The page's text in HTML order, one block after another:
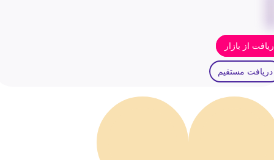
از بازار
دریافت مستقیم